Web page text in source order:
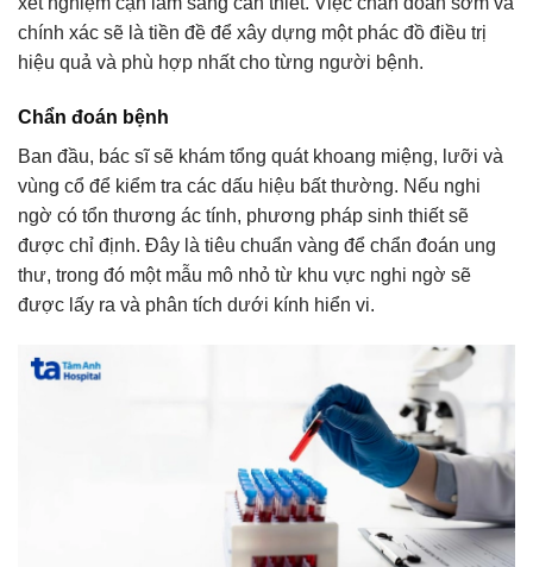
chính xác sẽ là tiền đề để xây dựng một phác đồ điều trị
hiệu quả và phù hợp nhất cho từng người bệnh.
Chẩn đoán bệnh
Ban đầu, bác sĩ sẽ khám tổng quát khoang miệng, lưỡi và
vùng cổ để kiểm tra các dấu hiệu bất thường. Nếu nghi
ngờ có tổn thương ác tính, phương pháp sinh thiết sẽ
được chỉ định. Đây là tiêu chuẩn vàng để chẩn đoán ung
thư, trong đó một mẫu mô nhỏ từ khu vực nghi ngờ sẽ
được lấy ra và phân tích dưới kính hiển vi.